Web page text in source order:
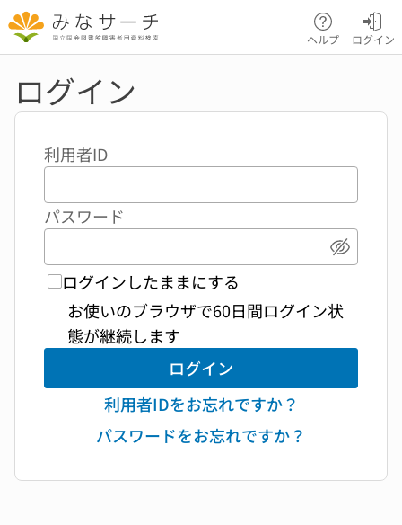
本文へ移動
ヘルプ ログイン
ログイン
利用者ID
パスワード
パスワ
ログインしたままにする
お使いのブラウザで60日間ログイン状
態が継続します
ログイン
利用者IDをお忘れですか？
パスワードをお忘れですか？